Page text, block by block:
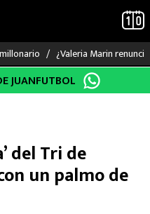
¿Valeria Marin
JUANFUTBOL
del Tri de
un palmo de